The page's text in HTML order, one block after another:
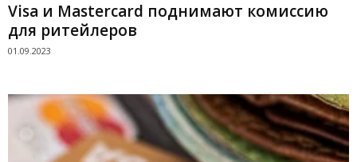
Visa и Mastercard поднимают комиссию
для ритейлеров
01.09.2023